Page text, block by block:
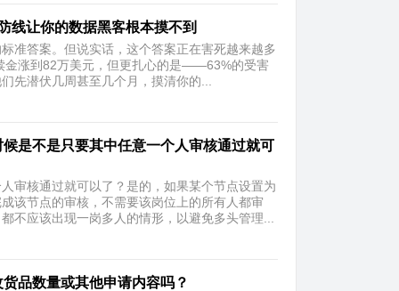
线让你的数据黑客根本摸不到
准答案。但说实话，这个答案正在害死越来越多
金涨到82万美元，但更扎心的是——63%的受害
先潜伏几周甚至几个月，摸清你的...
是不是只要其中任意一个人审核通过就可
审核通过就可以了？是的，如果某个节点设置为
该节点的审核，不需要该岗位上的所有人都审
不应该出现一岗多人的情形，以避免多头管理...
品数量或其他申请内容吗？